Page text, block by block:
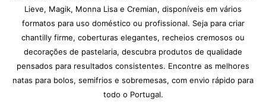
Lieve, Magik, Monna Lisa e Cremian, disponíveis em vários
formatos para uso doméstico ou profissional. Seja para criar
chantilly firme, coberturas elegantes, recheios cremosos ou
decorações de pastelaria, descubra produtos de qualidade
pensados para resultados consistentes. Encontre as melhores
natas para bolos, semifrios e sobremesas, com envio rápido para
todo o Portugal.